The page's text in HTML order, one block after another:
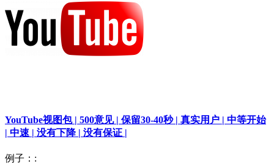
YouTube视图包 | 500意见 | 保留30-40秒 | 真实用户 | 中等开始
| 中速 | 没有下降 | 没有保证 |
例子：: